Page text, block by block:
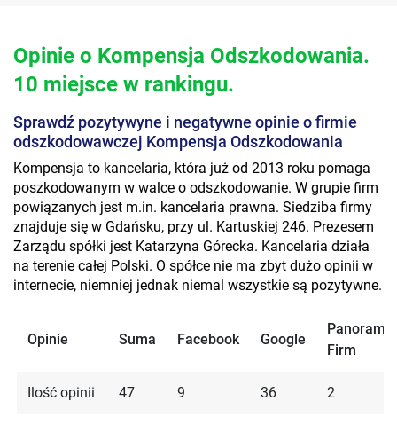
Opinie o Kompensja Odszkodowania.
10 miejsce w rankingu.
Sprawdź pozytywyne i negatywne opinie o firmie
odszkodowawczej Kompensja Odszkodowania
Kompensja to kancelaria, która już od 2013 roku pomaga
poszkodowanym w walce o odszkodowanie. W grupie firm
powiązanych jest m.in. kancelaria prawna. Siedziba firmy
znajduje się w Gdańsku, przy ul. Kartuskiej 246. Prezesem
Zarządu spółki jest Katarzyna Górecka. Kancelaria działa
na terenie całej Polski. O spółce nie ma zbyt dużo opinii w
internecie, niemniej jednak niemal wszystkie są pozytywne.
Opinie Suma Facebook Google
Panorama
Firm
Ilość opinii 47 9 36 2